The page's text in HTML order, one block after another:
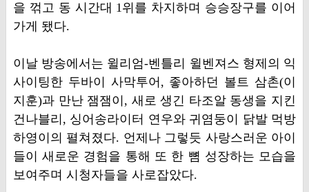
을 꺾고 동 시간대 1위를 차지하며 승승장구를 이어
가게 됐다.
이날 방송에서는 윌리엄-벤틀리 윌벤져스 형제의 익
사이팅한 두바이 사막투어, 좋아하던 볼트 삼촌(이
지훈)과 만난 잼잼이, 새로 생긴 타조알 동생을 지킨
건나블리, 싱어송라이터 연우와 귀염둥이 닭발 먹방
하영이의 펼쳐졌다. 언제나 그렇듯 사랑스러운 아이
들이 새로운 경험을 통해 또 한 뼘 성장하는 모습을
보여주며 시청자들을 사로잡았다.